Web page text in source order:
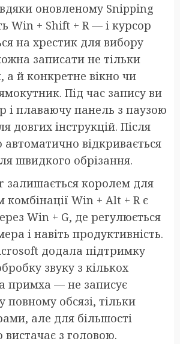
оновленому Snipping
Win + Shift + R — і курсор
на хрестик для вибору
записати не тільки
а й конкретне вікно чи
Під час запису ви
і плаваючу панель з паузою
довгих інструкцій. Після
автоматично відкривається
швидкого обрізання.
залишається королем для
комбінації Win + Alt + R є
Win + G, де регулюється
і навіть продуктивність.
додала підтримку
звуку з кількох
примха — не записує
повному обсязі, тільки
але для більшості
вистачає з головою.